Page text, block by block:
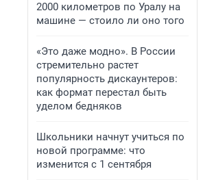
2000 километров по Уралу на
машине — стоило ли оно того
«Это даже модно». В России
стремительно растет
популярность дискаунтеров:
как формат перестал быть
уделом бедняков
Школьники начнут учиться по
новой программе: что
изменится с 1 сентября